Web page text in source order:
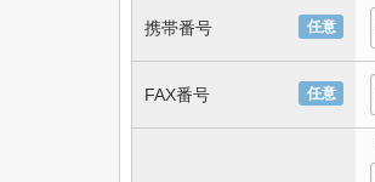
任意
携帯番号
任意
FAX番号